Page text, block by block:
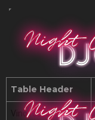
Table Header
Vino rosso